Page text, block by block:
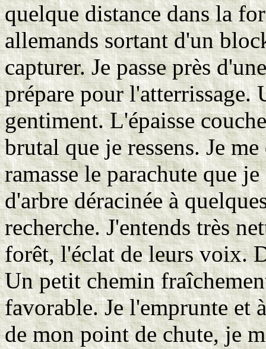
quelque distance dans la
allemands sortant d'un
capturer. Je passe près
prépare pour l'atterrissage.
gentiment. L'épaisse
brutal que je ressens. Je
ramasse le parachute que
d'arbre déracinée à
recherche. J'entends très
forêt, l'éclat de leurs voix.
Un petit chemin
favorable. Je l'emprunte et
de mon point de chute, je